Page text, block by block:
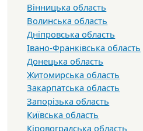
Вінницька область
Волинська область
Дніпровська область
Івано-Франківська область
Донецька область
Житомирська область
Закарпатська область
Запорізька область
Київська область
Кіровоградська область